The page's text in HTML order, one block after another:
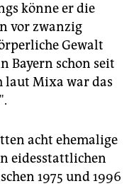
könne er die
vor zwanzig
Gewalt
Bayern schon seit
laut Mixa war das
acht ehemalige
eidesstattlichen
1975 und 1996